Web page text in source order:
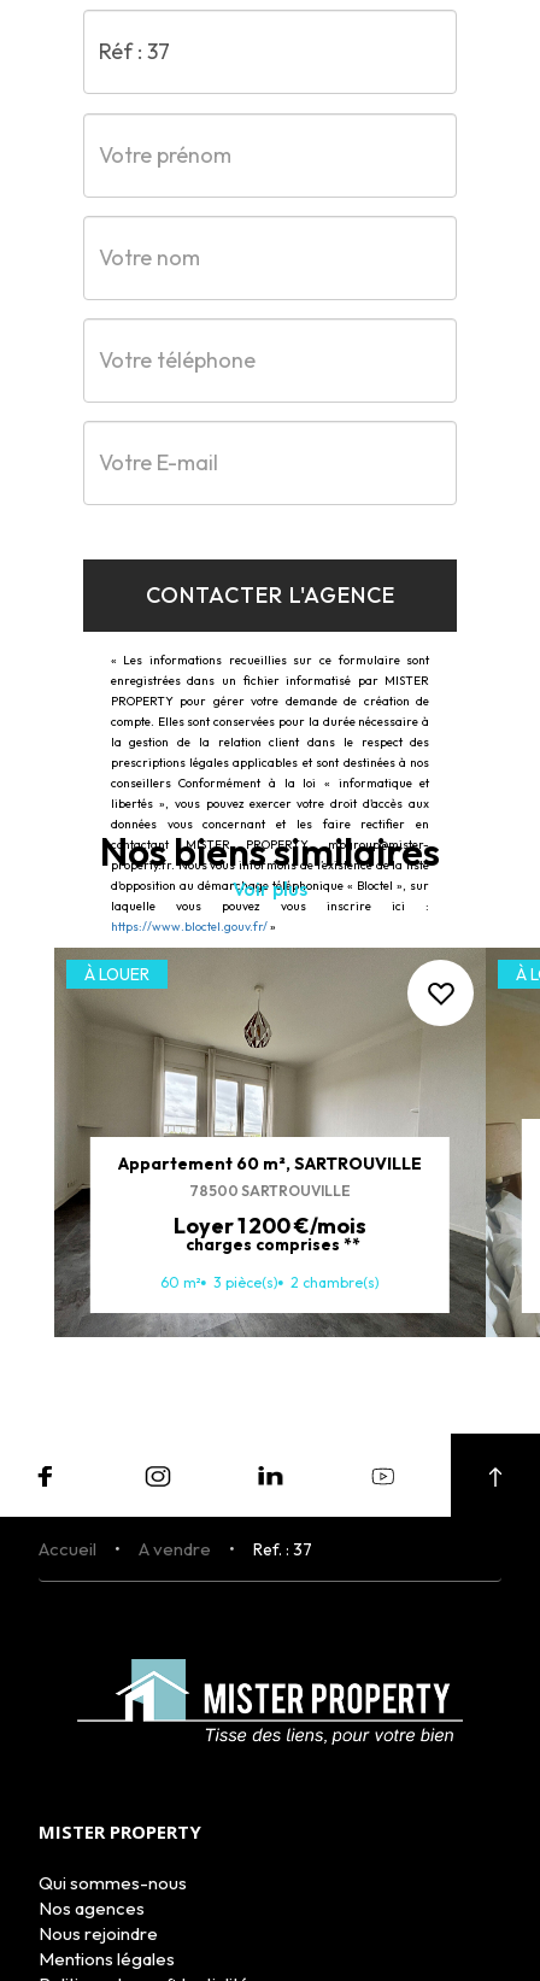
CONTACTER L'AGENCE
« Les informations recueillies sur ce formulaire sont
enregistrées dans un fichier informatisé par MISTER
PROPERTY pour gérer votre demande de création de
compte. Elles sont conservées pour la durée nécessaire à
la gestion de la relation client dans le respect des
prescriptions légales applicables et sont destinées à nos
conseillers Conformément à la loi « informatique et
libertés », vous pouvez exercer votre droit d'accès aux
données vous concernant et les faire rectifier en
contactant MISTER PROPERTY, mpgroup@mister-
property.fr. Nous vous informons de l’existence de la liste
d'opposition au démarchage téléphonique « Bloctel », sur
laquelle vous pouvez vous inscrire ici :
https://www.bloctel.gouv.fr/»
Nos biens similaires
Voir plus
Appartement 60 m², SARTROUVILLE
78500 SARTROUVILLE
Loyer 1 200 €/mois
charges comprises **
60 m² 3 pièce(s) 2 chambre(s)
À LOUER À
Accueil A vendre Ref. : 37
MISTER PROPERTY
Qui sommes-nous
Nos agences
Nous rejoindre
Mentions légales